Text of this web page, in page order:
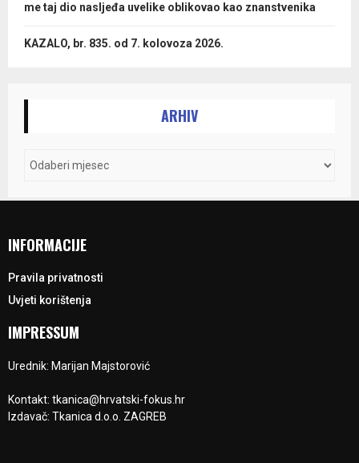
me taj dio nasljeđa uvelike oblikovao kao znanstvenika
KAZALO, br. 835. od 7. kolovoza 2026.
ARHIV
INFORMACIJE
Pravila privatnosti
Uvjeti korištenja
IMPRESSUM
Urednik: Marijan Majstorović
Kontakt: tkanica@hrvatski-fokus.hr
Izdavač: Tkanica d.o.o. ZAGREB